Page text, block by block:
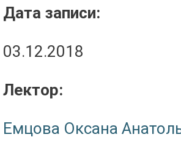
Дата записи:
03.12.2018
Лектор:
Емцова Оксана